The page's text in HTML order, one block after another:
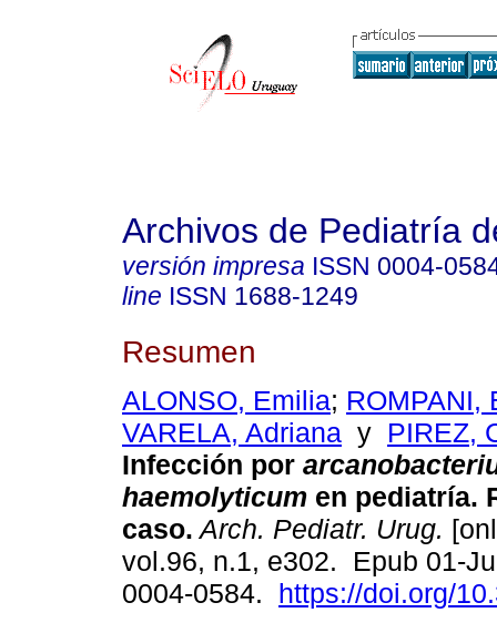
Archivos de Pediatría
versión impresa ISSN 0004-
line ISSN 1688-1249
Resumen
ALONSO, Emilia; ROMPANI,
VARELA, Adriana y PIREZ,
Infección por
haemolyticum en pediatría.
caso. Arch. Pediatr. Urug.
vol.96, n.1, e302. Epub 01-
0004-0584. https://doi.org/